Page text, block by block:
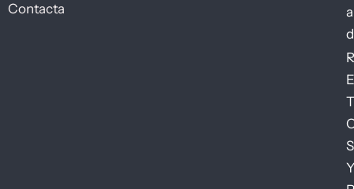
Contacta
a
d
R
E
T
S
Y